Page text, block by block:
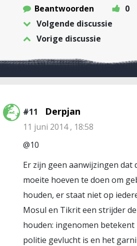
Beantwoorden
0
Volgende discussie
Vorige discussie
#11 Derpjan
11 juni 2014 , 18:58
@10
Er zijn geen aanwijzingen dat
moeite hoeven te doen om
houden, er staat niet op
Mosul en Tikrit een strijder
houden: ingenomen betekent
politie gevlucht is en het